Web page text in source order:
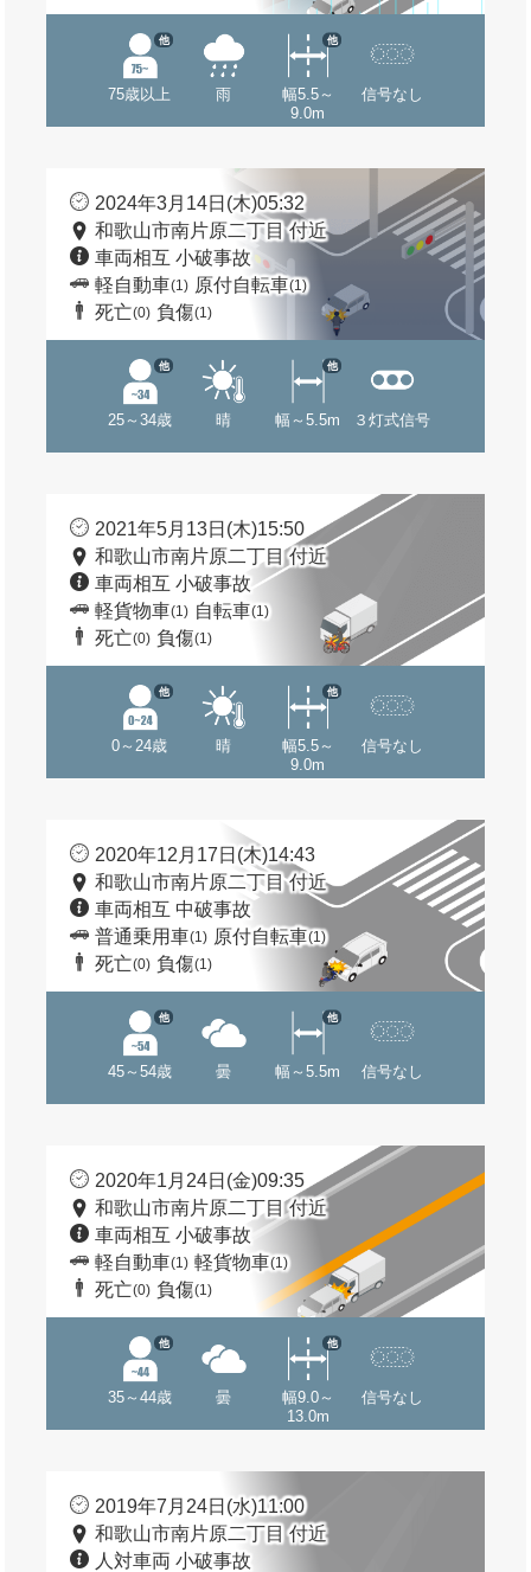
75歳以上
他
雨
幅5.5～
9.0m
他
信号なし
2024年3月14日(木)05:32
和歌山市南片原二丁目 付近
車両相互 小破事故
軽自動車(1) 原付自転車(1)
死亡(0) 負傷(1)
25～34歳
他
晴 幅～5.5m
他
３灯式信号
2021年5月13日(木)15:50
和歌山市南片原二丁目 付近
車両相互 小破事故
軽貨物車(1) 自転車(1)
死亡(0) 負傷(1)
0～24歳
他
晴
幅5.5～
9.0m
他
信号なし
2020年12月17日(木)14:43
和歌山市南片原二丁目 付近
車両相互 中破事故
普通乗用車(1) 原付自転車(1)
死亡(0) 負傷(1)
45～54歳
他
曇 幅～5.5m
他
信号なし
2020年1月24日(金)09:35
和歌山市南片原二丁目 付近
車両相互 小破事故
軽自動車(1) 軽貨物車(1)
死亡(0) 負傷(1)
35～44歳
他
曇
幅9.0～
13.0m
他
信号なし
2019年7月24日(水)11:00
和歌山市南片原二丁目 付近
人対車両 小破事故